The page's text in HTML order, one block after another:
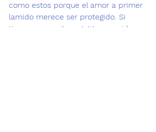
como estos porque el amor a primer
lamido merece ser protegido. Si
tienes un perrito o gatito, considera